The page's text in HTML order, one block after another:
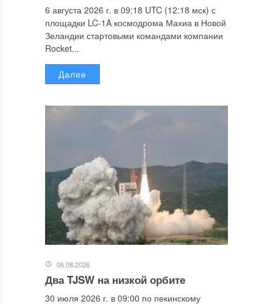
6 августа 2026 г. в 09:18 UTC (12:18 мск) с
площадки LC-1A космодрома Махиа в Новой
Зеландии стартовыми командами компании
Rocket...
Далее
06.08.2026
Два TJSW на низкой орбите
30 июля 2026 г. в 09:00 по пекинскому